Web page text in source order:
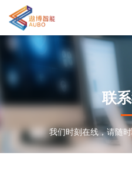
联
我们时刻在线，请随